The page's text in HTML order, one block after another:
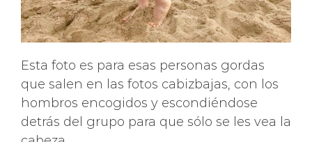
Esta foto es para esas personas gordas
que salen en las fotos cabizbajas, con los
hombros encogidos y escondiéndose
detrás del grupo para que sólo se les vea la